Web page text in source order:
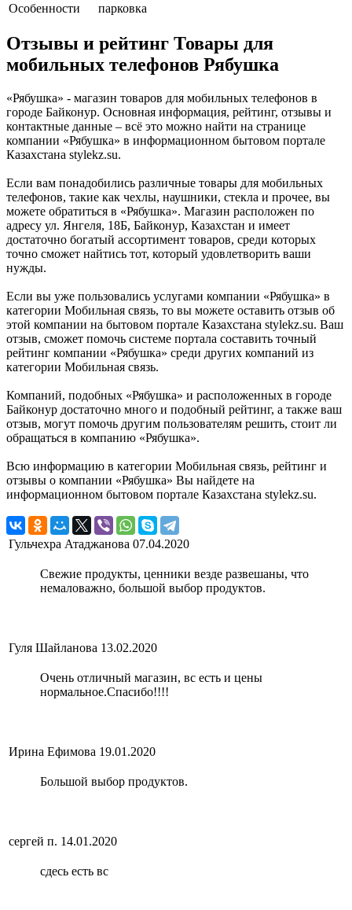
Особенности
парковка
Отзывы и рейтинг Товары для
мобильных телефонов Рябушка
«Рябушка» - магазин товаров для мобильных телефонов в
городе Байконур. Основная информация, рейтинг, отзывы и
контактные данные – всё это можно найти на странице
компании «Рябушка» в информационном бытовом портале
Казахстана stylekz.su.
Если вам понадобились различные товары для мобильных
телефонов, такие как чехлы, наушники, стекла и прочее, вы
можете обратиться в «Рябушка». Магазин расположен по
адресу ул. Янгеля, 18Б, Байконур, Казахстан и имеет
достаточно богатый ассортимент товаров, среди которых
точно сможет найтись тот, который удовлетворить ваши
нужды.
Если вы уже пользовались услугами компании «Рябушка» в
категории Мобильная связь, то вы можете оставить отзыв об
этой компании на бытовом портале Казахстана stylekz.su. Ваш
отзыв, сможет помочь системе портала составить точный
рейтинг компании «Рябушка» среди других компаний из
категории Мобильная связь.
Компаний, подобных «Рябушка» и расположенных в городе
Байконур достаточно много и подобный рейтинг, а также ваш
отзыв, могут помочь другим пользователям решить, стоит ли
обращаться в компанию «Рябушка».
Всю информацию в категории Мобильная связь, рейтинг и
отзывы о компании «Рябушка» Вы найдете на
информационном бытовом портале Казахстана stylekz.su.
Гульчехра Атаджанова 07.04.2020
Свежие продукты, ценники везде развешаны, что
немаловажно, большой выбор продуктов.
Гуля Шайланова 13.02.2020
Очень отличный магазин, вс есть и цены
нормальное.Спасибо!!!!
Ирина Ефимова 19.01.2020
Большой выбор продуктов.
сергей п. 14.01.2020
сдесь есть вс